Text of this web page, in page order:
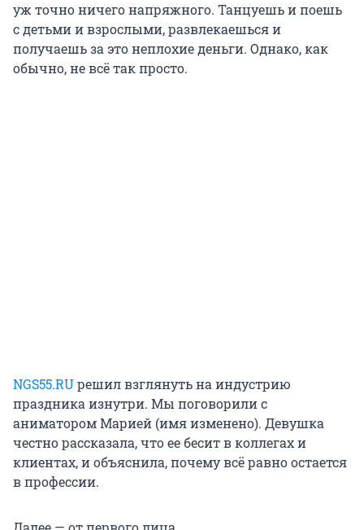
уж точно ничего напряжного. Танцуешь и поешь
с детьми и взрослыми, развлекаешься и
получаешь за это неплохие деньги. Однако, как
обычно, не всё так просто.
NGS55.RUрешил взглянуть на индустрию
праздника изнутри. Мы поговорили с
аниматором Марией (имя изменено). Девушка
честно рассказала, что ее бесит в коллегах и
клиентах, и объяснила, почему всё равно остается
в профессии.